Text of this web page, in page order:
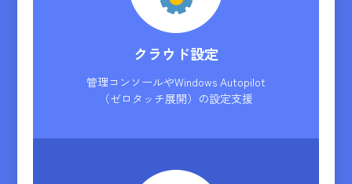
クラウド設定
管理コンソールやWindows Autopilot
（ゼロタッチ展開）の設定支援